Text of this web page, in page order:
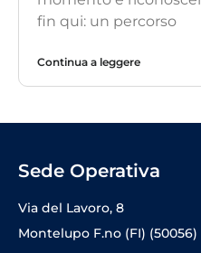
fin qui: un percorso
Continua a leggere
Sede Operativa
Via del Lavoro, 8
Montelupo F.no (FI) (50056)